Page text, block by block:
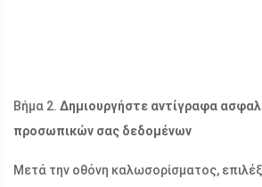
Βήμα 2. Δημιουργήστε αντίγραφα
προσωπικών σας δεδομένων
Μετά την οθόνη καλωσορίσματος,